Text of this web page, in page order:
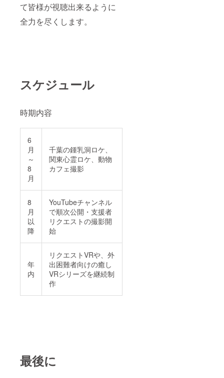
て皆様が視聴出来るように
全力を尽くします。
スケジュール
時期内容
6
月
～
8
月
千葉の鍾乳洞ロケ、
関東心霊ロケ、動物
カフェ撮影
8
月
以
降
YouTubeチャンネル
で順次公開・支援者
リクエストの撮影開
始
年
内
リクエストVRや、外
出困難者向けの癒し
VRシリーズを継続制
作
最後に